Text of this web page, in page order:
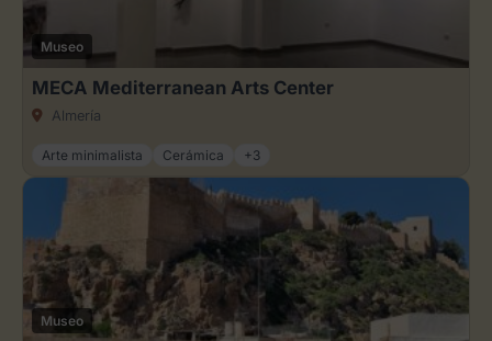
Museo
MECA Mediterranean Arts Center
Almería
Arte minimalista Cerámica +3
Museo